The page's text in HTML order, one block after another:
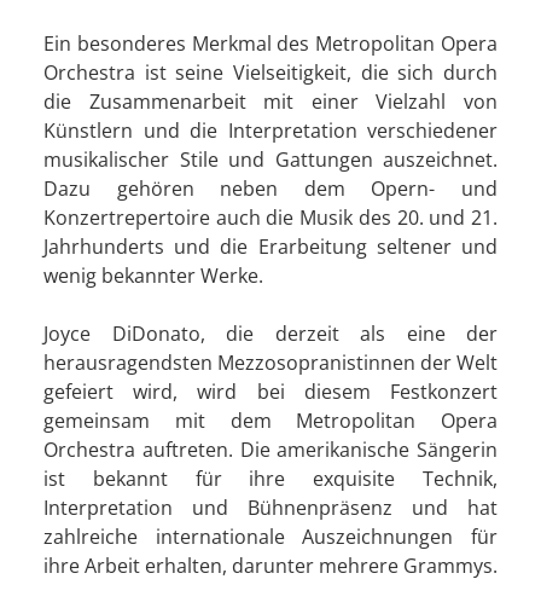
Ein besonderes Merkmal des Metropolitan Opera
Orchestra ist seine Vielseitigkeit, die sich durch
die Zusammenarbeit mit einer Vielzahl von
Künstlern und die Interpretation verschiedener
musikalischer Stile und Gattungen auszeichnet.
Dazu gehören neben dem Opern- und
Konzertrepertoire auch die Musik des 20. und 21.
Jahrhunderts und die Erarbeitung seltener und
wenig bekannter Werke.
Joyce DiDonato, die derzeit als eine der
herausragendsten Mezzosopranistinnen der Welt
gefeiert wird, wird bei diesem Festkonzert
gemeinsam mit dem Metropolitan Opera
Orchestra auftreten. Die amerikanische Sängerin
ist bekannt für ihre exquisite Technik,
Interpretation und Bühnenpräsenz und hat
zahlreiche internationale Auszeichnungen für
ihre Arbeit erhalten, darunter mehrere Grammys.